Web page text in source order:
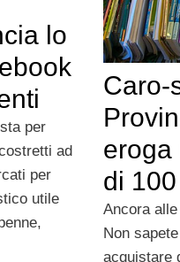
lo
per
ad
per
utile
Caro-
eroga
di
Ancora
Non
acquistare